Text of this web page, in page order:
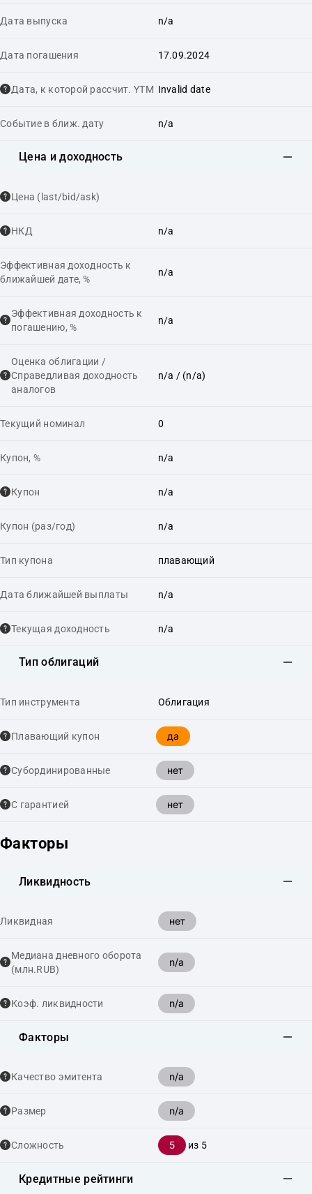
Дата выпуска n/a
Дата погашения 17.09.2024
Дата, к которой рассчит. YTM Invalid date
Событие в ближ. дату n/a
Цена и доходность
Цена (last/bid/ask)
НКД n/a
Эффективная доходность к
ближайшей дате, %
n/a
Эффективная доходность к
погашению, %
n/a
Оценка облигации /
Справедливая доходность
аналогов
n/a / (n/a)
Текущий номинал 0
Купон, % n/a
Купон n/a
Купон (раз/год) n/a
Тип купона плавающий
Дата ближайшей выплаты n/a
Текущая доходность n/a
Тип облигаций
Тип инструмента Облигация
Плавающий купон да
Cубординированные нет
С гарантией нет
Факторы
Ликвидность
Ликвидная нет
Медиана дневного оборота
(млн.RUB)
n/a
Коэф. ликвидности n/a
Факторы
Качество эмитента n/a
Размер n/a
Сложность 5 из 5
Кредитные рейтинги